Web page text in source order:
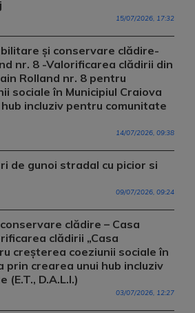
15/07/2026, 17:32
și conservare clădire-
nr. 8 -Valorificarea clădirii din
Rolland nr. 8 pentru
sociale în Municipiul Craiova
incluziv pentru comunitate
14/07/2026, 09:38
de gunoi stradal cu picior si
09/07/2026, 09:24
clădire – Casa
clădirii „Casa
creșterea coeziunii sociale în
prin crearea unui hub incluziv
D.A.L.I.)
03/07/2026, 12:27